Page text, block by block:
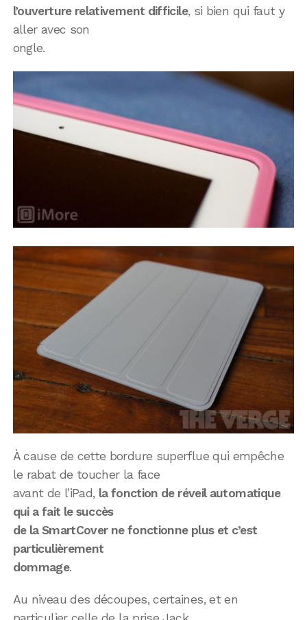
l’ouverture relativement difficile, si bien qui faut y
aller avec son
ongle.
À cause de cette bordure superflue qui empêche
le rabat de toucher la face
avant de l’iPad, la fonction de réveil automatique
qui a fait le succès
de la SmartCover ne fonctionne plus et c’est
particulièrement
dommage.
Au niveau des découpes, certaines, et en